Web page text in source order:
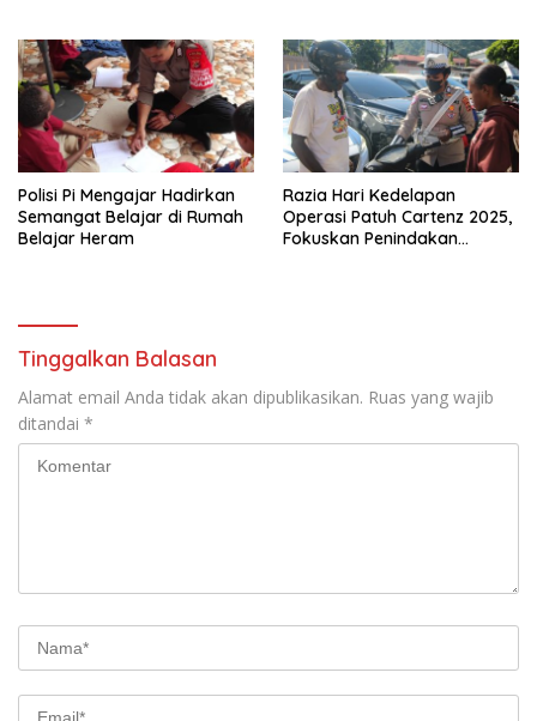
Akuntabilitas
Polisi Pi Mengajar Hadirkan
Semangat Belajar di Rumah
Belajar Heram
Razia Hari Kedelapan
Operasi Patuh Cartenz 2025,
Fokuskan Penindakan
Tinggalkan Balasan
Alamat email Anda tidak akan dipublikasikan. Ruas yang wajib
ditandai *